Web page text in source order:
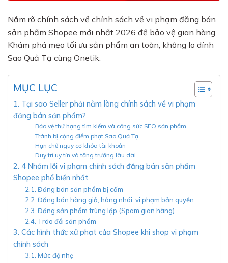
Nắm rõ chính sách về chính sách về vi phạm đăng bán
sản phẩm Shopee mới nhất 2026 để bảo vệ gian hàng.
Khám phá mẹo tối ưu sản phẩm an toàn, không lo dính
Sao Quả Tạ cùng Onetik.
MỤC LỤC
1. Tại sao Seller phải nằm lòng chính sách về vi phạm
đăng bán sản phẩm?
Bảo vệ thứ hạng tìm kiếm và công sức SEO sản phẩm
Tránh bị cộng điểm phạt Sao Quả Tạ
Hạn chế nguy cơ khóa tài khoản
Duy trì uy tín và tăng trưởng lâu dài
2. 4 Nhóm lỗi vi phạm chính sách đăng bán sản phẩm
Shopee phổ biến nhất
2.1. Đăng bán sản phẩm bị cấm
2.2. Đăng bán hàng giả, hàng nhái, vi phạm bản quyền
2.3. Đăng sản phẩm trùng lặp (Spam gian hàng)
2.4. Tráo đổi sản phẩm
3. Các hình thức xử phạt của Shopee khi shop vi phạm
chính sách
3.1. Mức độ nhẹ